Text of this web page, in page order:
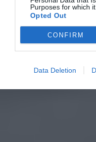
Purposes for which
Opted Out
CONFIRM
Data Deletion